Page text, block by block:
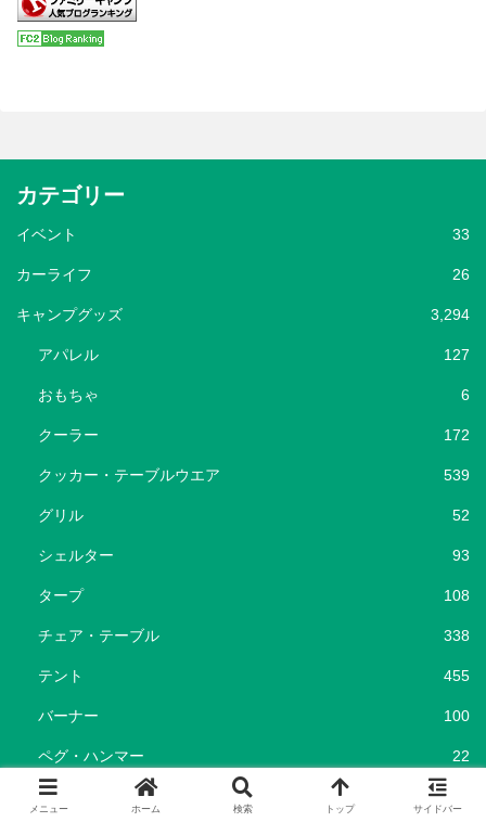
カテゴリー
イベント 33
カーライフ 26
キャンプグッズ 3,294
アパレル 127
おもちゃ 6
クーラー 172
クッカー・テーブルウエア 539
グリル 52
シェルター 93
タープ 108
チェア・テーブル 338
テント 455
バーナー 100
ペグ・ハンマー 22
ポータブル電源
メニュー ホーム 検索 トップ サイドバー